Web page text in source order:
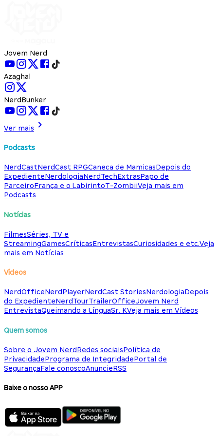
Jovem Nerd
Azaghal
NerdBunker
Ver mais
Podcasts
NerdCastNerdCast RPGCaneca de MamicasDepois do
ExpedienteNerdologiaNerdTechExtrasPapo de
ParceiroFrança e o LabirintoT-ZombiiVeja mais em
Podcasts
Notícias
FilmesSéries, TV e
StreamingGamesCríticasEntrevistasCuriosidades e etc.Veja
mais em Notícias
Vídeos
NerdOfficeNerdPlayerNerdCast StoriesNerdologiaDepois
do ExpedienteNerdTourTrailerOfficeJovem Nerd
EntrevistaQueimando a LínguaSr. KVeja mais em Vídeos
Quem somos
Sobre o Jovem NerdRedes sociaisPolítica de
PrivacidadePrograma de IntegridadePortal de
SegurançaFale conoscoAnuncieRSS
Baixe o nosso APP